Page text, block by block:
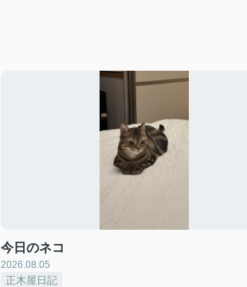
今日のネコ
2026.08.05
正木屋日記